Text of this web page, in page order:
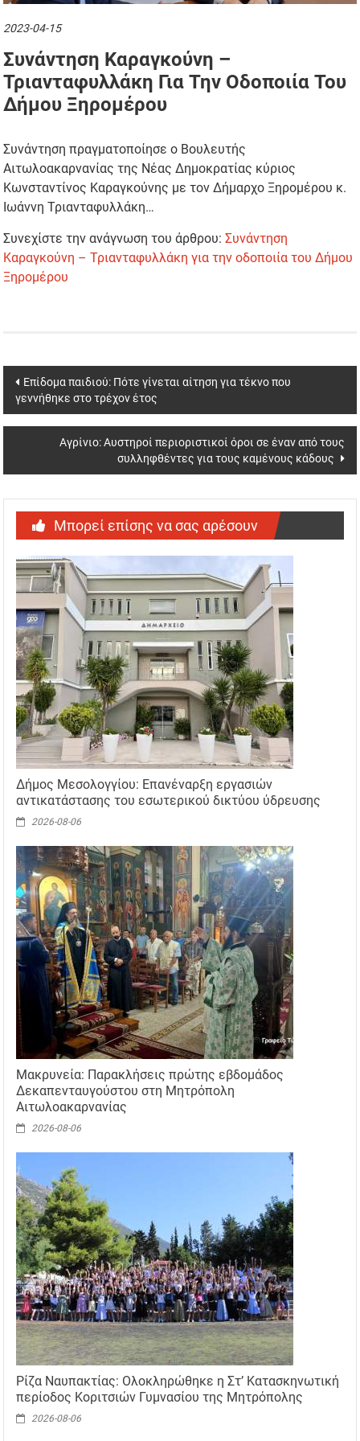
2023-04-15
Συνάντηση Καραγκούνη –
Τριανταφυλλάκη Για Την Οδοποιία Του
Δήμου Ξηρομέρου
Συνάντηση πραγματοποίησε ο Βουλευτής
Αιτωλοακαρνανίας της Νέας Δημοκρατίας κύριος
Κωνσταντίνος Καραγκούνης με τον Δήμαρχο Ξηρομέρου κ.
Ιωάννη Τριανταφυλλάκη…
Συνεχίστε την ανάγνωση του άρθρου:Συνάντηση
Καραγκούνη – Τριανταφυλλάκη για την οδοποιία του Δήμου
Ξηρομέρου
Post
navigation
Επίδομα παιδιού: Πότε γίνεται αίτηση για τέκνο που
γεννήθηκε στο τρέχον έτος
Αγρίνιο: Αυστηροί περιοριστικοί όροι σε έναν από τους
συλληφθέντες για τους καμένους κάδους
Μπορεί επίσης να σας αρέσουν
Δήμος Μεσολογγίου: Επανέναρξη εργασιών
αντικατάστασης του εσωτερικού δικτύου ύδρευσης
2026-08-06
Μακρυνεία: Παρακλήσεις πρώτης εβδομάδος
Δεκαπενταυγούστου στη Μητρόπολη
Αιτωλοακαρνανίας
2026-08-06
Ρίζα Ναυπακτίας: Ολοκληρώθηκε η Στ’ Κατασκηνωτική
περίοδος Κοριτσιών Γυμνασίου της Μητρόπολης
2026-08-06